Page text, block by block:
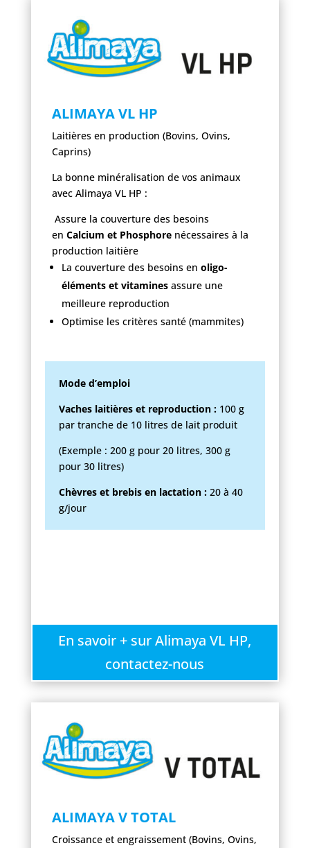
ALIMAYA VL HP
Laitières en production (Bovins, Ovins,
Caprins)
La bonne minéralisation de vos animaux
avec Alimaya VL HP :
Assure la couverture des besoins
en Calcium et Phosphorenécessaires à la
production laitière
La couverture des besoins en oligo-
éléments et vitamines assure une
meilleure reproduction
Optimise les critères santé (mammites)
Mode d’emploi
Vaches laitières et reproduction : 100 g
par tranche de 10 litres de lait produit
(Exemple : 200 g pour 20 litres, 300 g
pour 30 litres)
Chèvres et brebis en lactation : 20 à 40
g/jour
En savoir + sur Alimaya VL HP,
contactez-nous
ALIMAYA V TOTAL
Croissance et engraissement (Bovins, Ovins,